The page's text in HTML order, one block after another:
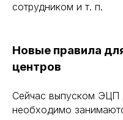
сотрудником и т. п.
Новые правила
центров
Сейчас выпуском ЭЦП
необходимо